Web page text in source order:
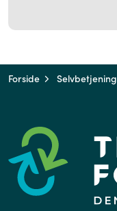
Forside Selvbetjening